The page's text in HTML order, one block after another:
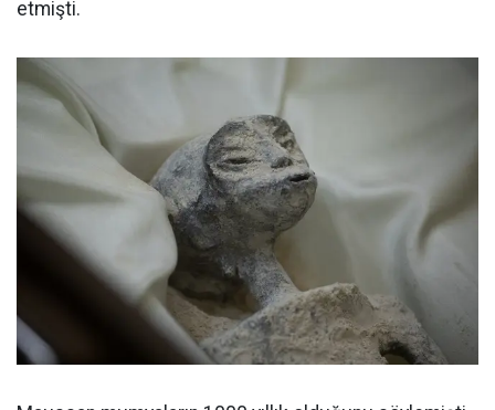
etmişti.